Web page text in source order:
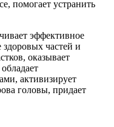
помогает устранить
эффективное
частей и
оказывает
активизирует
головы, придает